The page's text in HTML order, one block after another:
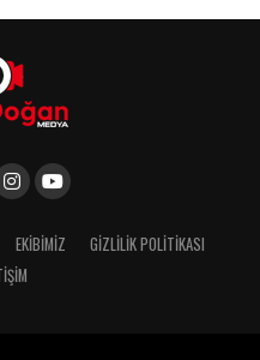
EKIBIMIZ
GIZLILIK POLITIKASI